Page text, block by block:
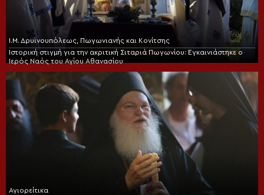
Ι.Μ. Δρυϊνουπόλεως, Πωγωνιανής και Κονίτσης
Ιστορική στιγμή για την ακριτική Σιταριά Πωγωνίου: Εγκαινιάστηκε ο
Ιερός Ναός του Αγίου Αθανασίου
Αγιορείτικα